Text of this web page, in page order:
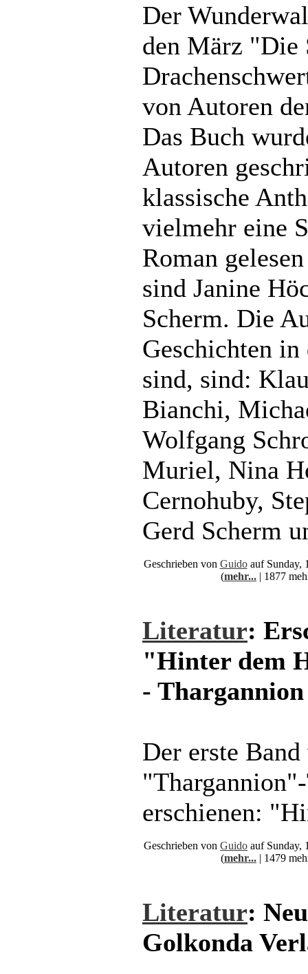
Der
den März "Die
von Autoren
Das Buch
Autoren
klassische
vielmehr eine
Roman
sind Janine
Scherm. Die
Geschichten
sind, sind:
Bianchi,
Wolfgang
Muriel, Nina
Cernohuby,
Gerd Scherm
Geschrieben von Guidoauf Sunday,
(mehr... | 1877
Literatur:
"Hinter dem
-
Der erste
erschienen:
Geschrieben von Guido auf Sunday,
(mehr... | 1479
Literatur:
Golkonda